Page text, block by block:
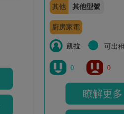
其他 其他型號
廚房家電
凱拉 可出租
0 0
瞭解更多